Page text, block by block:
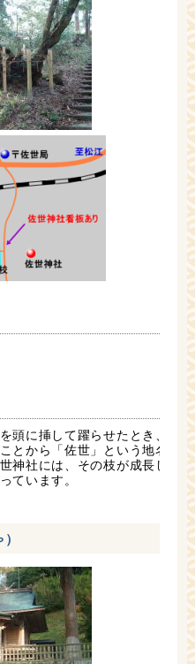
頭に挿して躍らせたとき、
とから「佐世」という地名
神社には、その枝が成長し
ています。